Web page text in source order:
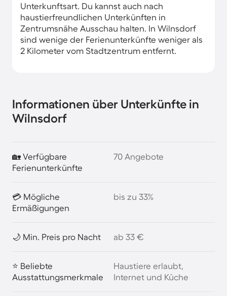
Unterkunftsart. Du kannst auch nach
haustierfreundlichen Unterkünften in
Zentrumsnähe Ausschau halten. In Wilnsdorf
sind wenige der Ferienunterkünfte weniger als
2 Kilometer vom Stadtzentrum entfernt.
Informationen über Unterkünfte in
Wilnsdorf
🏡 Verfügbare
Ferienunterkünfte
70 Angebote
💳 Mögliche
Ermäßigungen
bis zu 33%
🌙 Min. Preis pro Nacht ab 33 €
⭐ Beliebte
Ausstattungsmerkmale
Haustiere erlaubt,
Internet und Küche